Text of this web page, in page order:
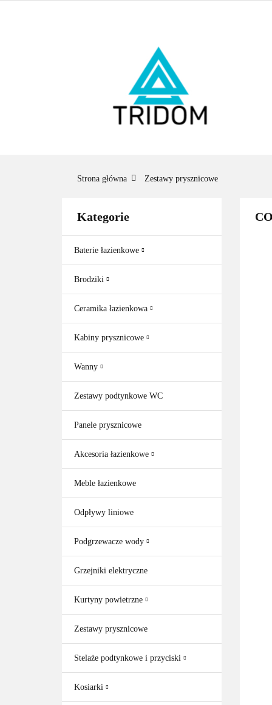
Strona główna Zestawy prysznicowe
Kategorie
Baterie łazienkowe
Brodziki
Ceramika łazienkowa
Kabiny prysznicowe
Wanny
Zestawy podtynkowe WC
Panele prysznicowe
Akcesoria łazienkowe
Meble łazienkowe
Odpływy liniowe
Podgrzewacze wody
Grzejniki elektryczne
Kurtyny powietrzne
Zestawy prysznicowe
Stelaże podtynkowe i przyciski
Kosiarki